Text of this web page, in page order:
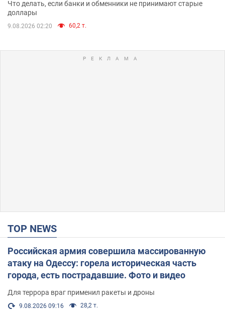
Что делать, если банки и обменники не принимают старые
доллары
9.08.2026 02:20 60,2 т.
TOP NEWS
Российская армия совершила массированную
атаку на Одессу: горела историческая часть
города, есть пострадавшие. Фото и видео
Для террора враг применил ракеты и дроны
9.08.2026 09:16 28,2 т.